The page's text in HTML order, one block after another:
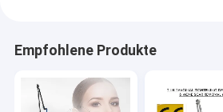
Empfohlene Produkte